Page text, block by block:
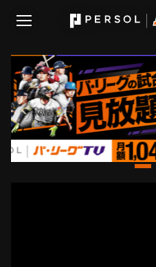
無料アカウント登録
HOME